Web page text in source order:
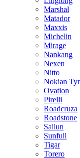
Marshal
Matador
Maxxis
Michelin
Mirage
Nankang
Nexen
Nitto
Nokian
Ovation
Pirelli
Roadcruza
Roadstone
Sailun
Sunfull
Tigar
Torero